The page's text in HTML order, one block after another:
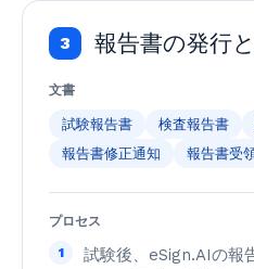
3 報告書の発行
文書
試験報告書 検査報告書
報告書修正通知
報告書受
プロセス
1
試験後、eSign.AIの報